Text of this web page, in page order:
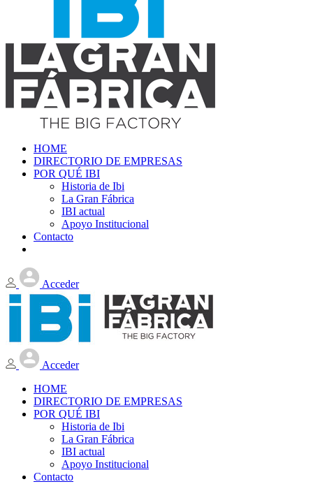
HOME
DIRECTORIO DE EMPRESAS
POR QUÉ IBI
Historia de Ibi
La Gran Fábrica
IBI actual
Apoyo Institucional
Contacto
Acceder
Acceder
HOME
DIRECTORIO DE EMPRESAS
POR QUÉ IBI
Historia de Ibi
La Gran Fábrica
IBI actual
Apoyo Institucional
Contacto